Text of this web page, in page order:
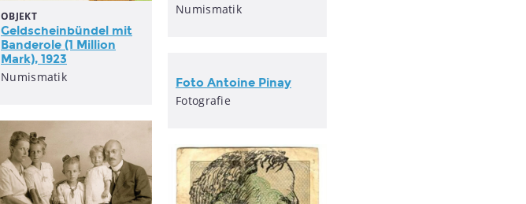
Numismatik
OBJEKT
Geldscheinbündel mit
Banderole (1 Million
Mark), 1923
Numismatik Foto Antoine Pinay
Fotografie